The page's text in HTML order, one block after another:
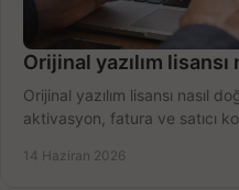
Orijinal yazılım lisansı
Orijinal yazılım lisansı nasıl
aktivasyon, fatura ve satıcı
14 Haziran 2026